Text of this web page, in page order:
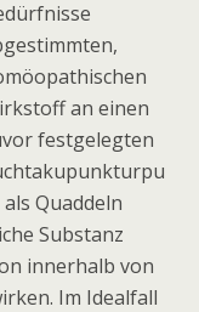
an einen
festgelegten
Quaddeln
Substanz
innerhalb von
Im Idealfall